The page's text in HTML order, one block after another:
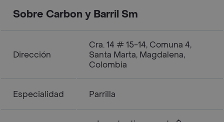
Sobre Carbon y Barril Sm
Dirección
Cra. 14 # 15-14, Comuna 4,
Santa Marta, Magdalena,
Colombia
Especialidad Parrilla